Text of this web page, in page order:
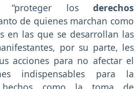
“proteger losderechos
de quienes marchan como
en las que se desarrollan las
por su parte, les
acciones para no afectar el
indispensables para la